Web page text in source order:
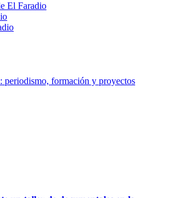
El Faradio
periodismo, formación y proyectos